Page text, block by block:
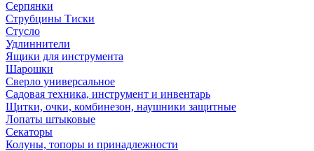
Серпянки
Струбцины Тиски
Стусло
Удлиннители
Ящики для инструмента
Шарошки
Сверло универсальное
Садовая техника, инструмент и инвентарь
Щитки, очки, комбинезон, наушники защитные
Лопаты штыковые
Секаторы
Колуны, топоры и принадлежности